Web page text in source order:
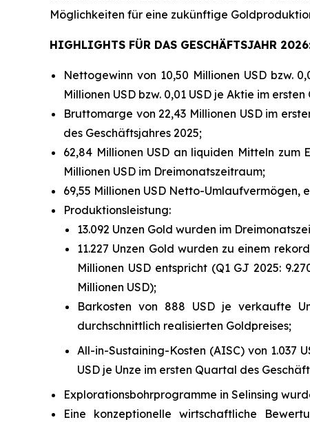
Möglichkeiten für eine zukünftige
HIGHLIGHTS FÜR DAS GESCHÄFTSJAHR
Nettogewinn von 10,50 Millionen USD bzw.
Millionen USD bzw. 0,01 USD je Aktie im
Bruttomarge von 22,43 Millionen USD im
des Geschäftsjahres 2025;
62,84 Millionen USD an liquiden Mitteln zum
Millionen USD im Dreimonatszeitraum;
69,55 Millionen USD Netto-Umlaufvermögen,
Produktionsleistung:
13.092 Unzen Gold wurden im
11.227 Unzen Gold wurden zu einem
Millionen USD entspricht (Q1 GJ 2025:
Millionen USD);
Barkosten von 888 USD je verkaufte
durchschnittlich realisierten Goldpreises;
All-in-Sustaining-Kosten (AISC) von 1.037
USD je Unze im ersten Quartal des
Explorationsbohrprogramme in Selinsing
Eine konzeptionelle wirtschaftliche